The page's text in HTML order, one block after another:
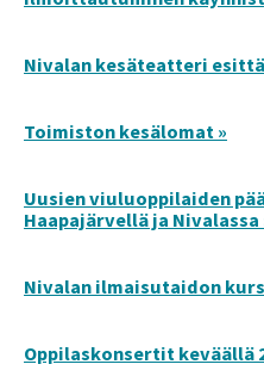
Nivalan kesäteatteri
Toimiston kesälomat »
Uusien viuluoppilaiden
Haapajärvellä ja Nivalassa
Nivalan ilmaisutaidon
Oppilaskonsertit keväällä